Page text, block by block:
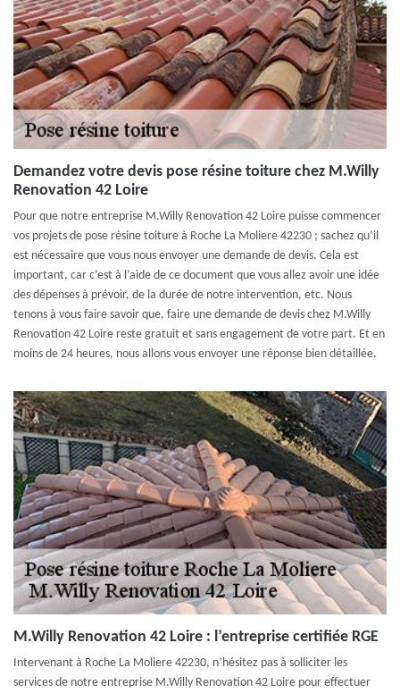
Demandez votre devis pose résine toiture chez M.Willy
Renovation 42 Loire
Pour que notre entreprise M.Willy Renovation 42 Loire puisse commencer
vos projets de pose résine toiture à Roche La Moliere 42230 ; sachez qu’il
est nécessaire que vous nous envoyer une demande de devis. Cela est
important, car c’est à l’aide de ce document que vous allez avoir une idée
des dépenses à prévoir, de la durée de notre intervention, etc. Nous
tenons à vous faire savoir que, faire une demande de devis chez M.Willy
Renovation 42 Loire reste gratuit et sans engagement de votre part. Et en
moins de 24 heures, nous allons vous envoyer une réponse bien détaillée.
M.Willy Renovation 42 Loire : l’entreprise certifiée RGE
Intervenant à Roche La Moliere 42230, n’hésitez pas à solliciter les
services de notre entreprise M.Willy Renovation 42 Loire pour effectuer